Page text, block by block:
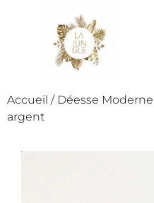
Accueil / Déesse Moderne
argent